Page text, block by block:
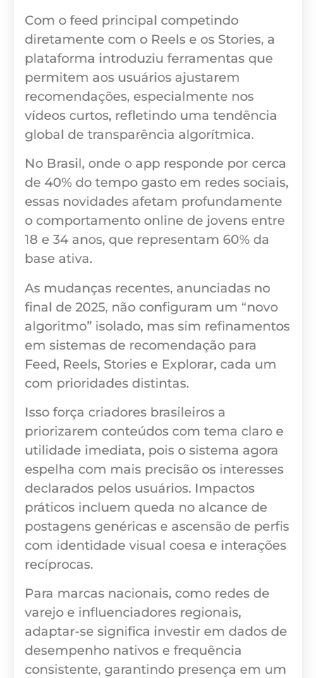
Com o feed principal competindo
diretamente com o Reels e os Stories, a
plataforma introduziu ferramentas que
permitem aos usuários ajustarem
recomendações, especialmente nos
vídeos curtos, refletindo uma tendência
global de transparência algorítmica.
No Brasil, onde o app responde por cerca
de 40% do tempo gasto em redes sociais,
essas novidades afetam profundamente
o comportamento online de jovens entre
18 e 34 anos, que representam 60% da
base ativa.
As mudanças recentes, anunciadas no
final de 2025, não configuram um “novo
algoritmo” isolado, mas sim refinamentos
em sistemas de recomendação para
Feed, Reels, Stories e Explorar, cada um
com prioridades distintas.
Isso força criadores brasileiros a
priorizarem conteúdos com tema claro e
utilidade imediata, pois o sistema agora
espelha com mais precisão os interesses
declarados pelos usuários. Impactos
práticos incluem queda no alcance de
postagens genéricas e ascensão de perfis
com identidade visual coesa e interações
recíprocas.
Para marcas nacionais, como redes de
varejo e influenciadores regionais,
adaptar-se significa investir em dados de
desempenho nativos e frequência
consistente, garantindo presença em um